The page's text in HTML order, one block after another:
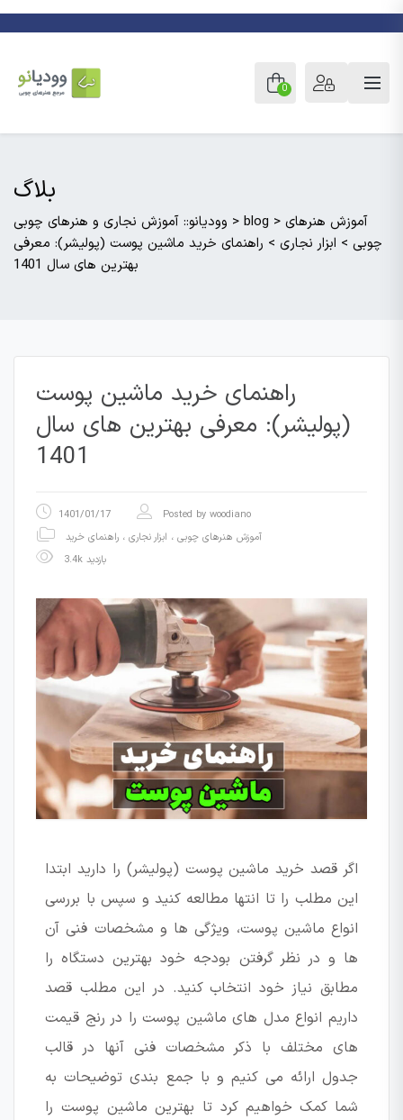
0
بلاگ
وودیانو:: آموزش نجاری و هنرهای چوبی > blog > آموزش هنرهای
چوبی > ابزار نجاری > راهنمای خرید ماشین پوست (پولیشر): معرفی
بهترین های سال 1401
راهنمای خرید ماشین پوست
(پولیشر): معرفی بهترین های سال
1401
1401/01/17 Posted by woodiano
آموزش هنرهای چوبی ، ابزار نجاری ، راهنمای خرید
3.4k بازدید
اگر قصد خرید ماشین پوست (پولیشر) را دارید ابتدا
این مطلب را تا انتها مطالعه کنید و سپس با بررسی
انواع ماشین پوست، ویژگی ها و مشخصات فنی آن
ها و در نظر گرفتن بودجه خود بهترین دستگاه را
مطابق نیاز خود انتخاب کنید. در این مطلب قصد
داریم انواع مدل های ماشین پوست را در رنج قیمت
های مختلف با ذکر مشخصات فنی آنها در قالب
جدول ارائه می کنیم و با جمع بندی توضیحات به
شما کمک خواهیم کرد تا بهترین ماشین پوست را